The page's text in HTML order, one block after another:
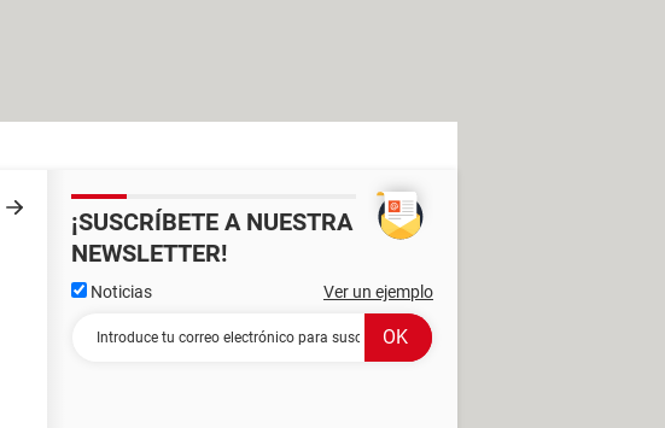
¡SUSCRÍBETE A NUESTRA
NEWSLETTER!
Noticias Ver un ejemplo